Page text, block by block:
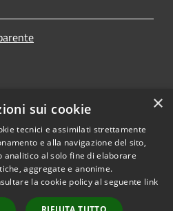
Copyright © 2026 • Comune di
Marnate • Powered by
Municipium• Accesso
×
sui cookie
tecnici e assimilati strettamente
e alla navigazione del sito,
analitico al solo fine di elaborare
aggregate e anonime.
la cookie policy al seguente link